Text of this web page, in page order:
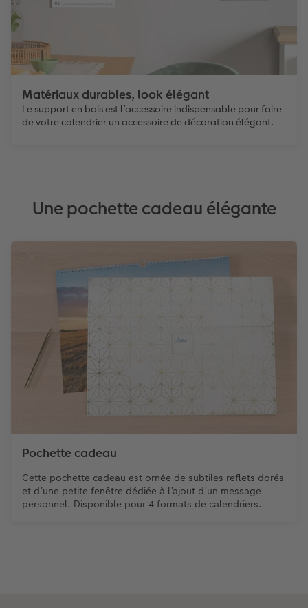
Matériaux durables, look élégant
Le support en bois est l’accessoire indispensable pour faire
de votre calendrier un accessoire de décoration élégant.
Une pochette cadeau élégante
Pochette cadeau
Cette pochette cadeau est ornée de subtiles reflets dorés
et d’une petite fenêtre dédiée à l’ajout d’un message
personnel. Disponible pour 4 formats de calendriers.